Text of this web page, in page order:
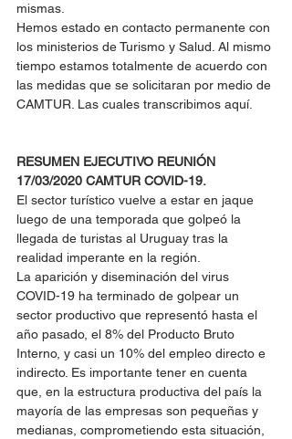
mismas.
Hemos estado en contacto permanente con
los ministerios de Turismo y Salud. Al mismo
tiempo estamos totalmente de acuerdo con
las medidas que se solicitaran por medio de
CAMTUR. Las cuales transcribimos aquí.
RESUMEN EJECUTIVO REUNIÓN
17/03/2020 CAMTUR COVID-19.
El sector turístico vuelve a estar en jaque
luego de una temporada que golpeó la
llegada de turistas al Uruguay tras la
realidad imperante en la región.
La aparición y diseminación del virus
COVID-19 ha terminado de golpear un
sector productivo que representó hasta el
año pasado, el 8% del Producto Bruto
Interno, y casi un 10% del empleo directo e
indirecto. Es importante tener en cuenta
que, en la estructura productiva del país la
mayoría de las empresas son pequeñas y
medianas, comprometiendo esta situación,